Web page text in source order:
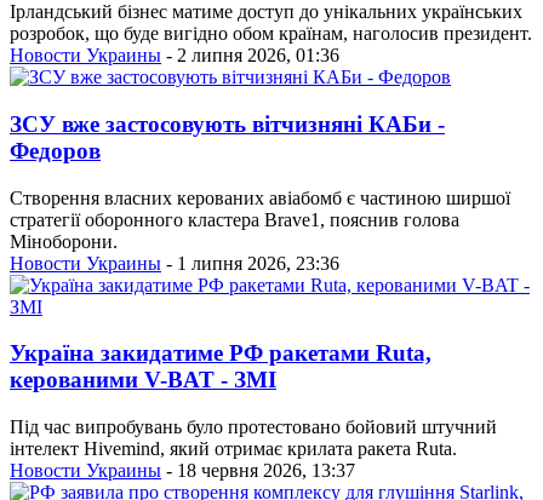
Ірландський бізнес матиме доступ до унікальних українських
розробок, що буде вигідно обом країнам, наголосив президент.
Новости Украины - 2 липня 2026, 01:36
ЗСУ вже застосовують вітчизняні КАБи -
Федоров
Створення власних керованих авіабомб є частиною ширшої
стратегії оборонного кластера Brave1, пояснив голова
Міноборони.
Новости Украины - 1 липня 2026, 23:36
Україна закидатиме РФ ракетами Ruta,
керованими V-BAT - ЗМІ
Під час випробувань було протестовано бойовий штучний
інтелект Hivemind, який отримає крилата ракета Ruta.
Новости Украины - 18 червня 2026, 13:37